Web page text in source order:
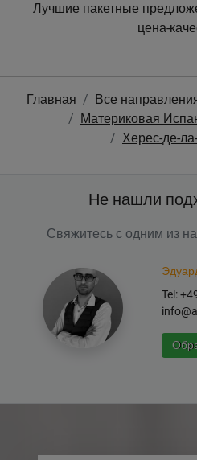
Лучшие пакетные
цена-
Главная Все
Материковая
Херес-де-
Не нашли
Свяжитесь с одним из
Tel: